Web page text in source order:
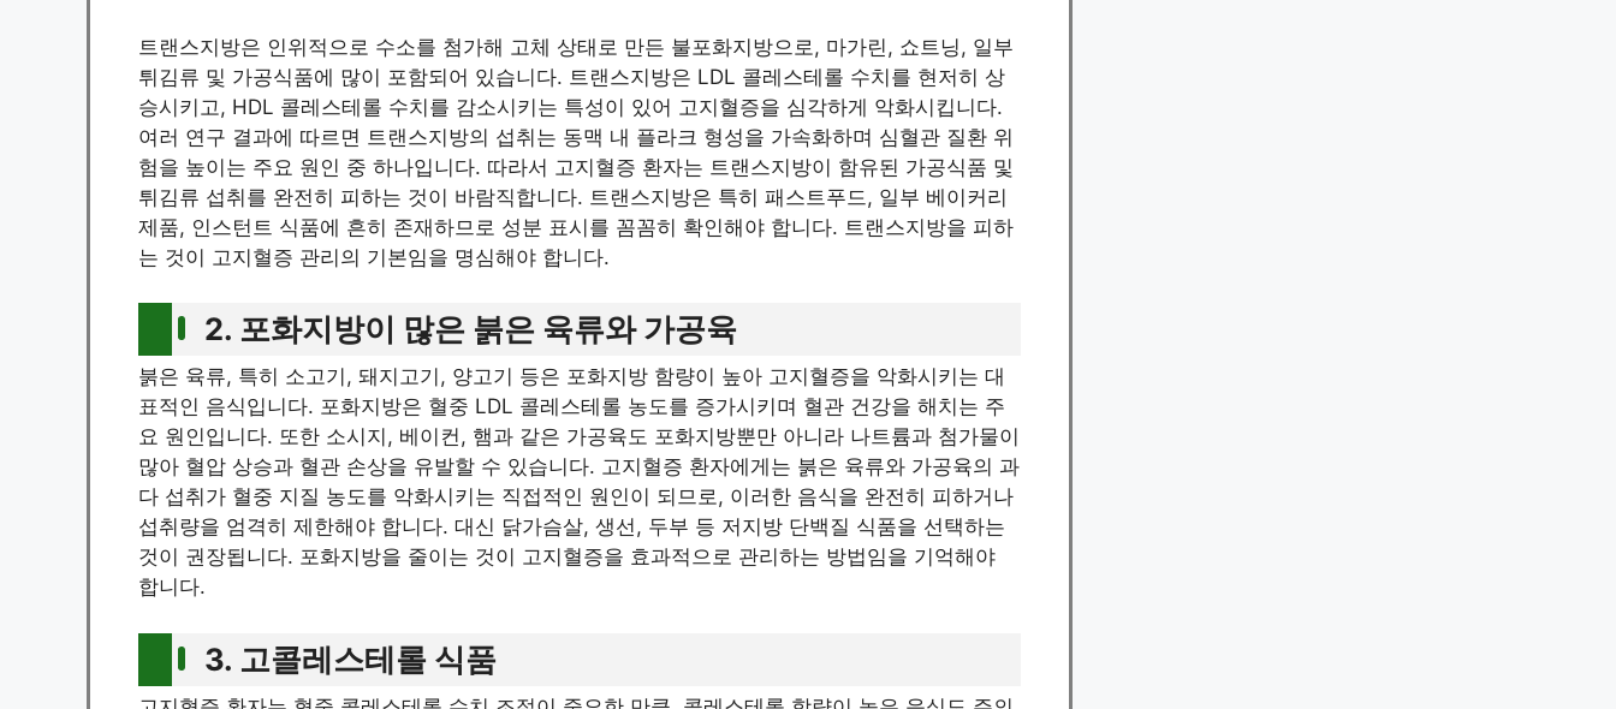
트랜스지방은 인위적으로 수소를 첨가해 고체 상태로 만든 불포화지방으로, 마가린, 쇼트닝, 일부
튀김류 및 가공식품에 많이 포함되어 있습니다. 트랜스지방은 LDL 콜레스테롤 수치를 현저히 상
승시키고, HDL 콜레스테롤 수치를 감소시키는 특성이 있어 고지혈증을 심각하게 악화시킵니다.
여러 연구 결과에 따르면 트랜스지방의 섭취는 동맥 내 플라크 형성을 가속화하며 심혈관 질환 위
험을 높이는 주요 원인 중 하나입니다. 따라서 고지혈증 환자는 트랜스지방이 함유된 가공식품 및
튀김류 섭취를 완전히 피하는 것이 바람직합니다. 트랜스지방은 특히 패스트푸드, 일부 베이커리
제품, 인스턴트 식품에 흔히 존재하므로 성분 표시를 꼼꼼히 확인해야 합니다. 트랜스지방을 피하
는 것이 고지혈증 관리의 기본임을 명심해야 합니다.
2. 포화지방이 많은 붉은 육류와 가공육
붉은 육류, 특히 소고기, 돼지고기, 양고기 등은 포화지방 함량이 높아 고지혈증을 악화시키는 대
표적인 음식입니다. 포화지방은 혈중 LDL 콜레스테롤 농도를 증가시키며 혈관 건강을 해치는 주
요 원인입니다. 또한 소시지, 베이컨, 햄과 같은 가공육도 포화지방뿐만 아니라 나트륨과 첨가물이
많아 혈압 상승과 혈관 손상을 유발할 수 있습니다. 고지혈증 환자에게는 붉은 육류와 가공육의 과
다 섭취가 혈중 지질 농도를 악화시키는 직접적인 원인이 되므로, 이러한 음식을 완전히 피하거나
섭취량을 엄격히 제한해야 합니다. 대신 닭가슴살, 생선, 두부 등 저지방 단백질 식품을 선택하는
것이 권장됩니다. 포화지방을 줄이는 것이 고지혈증을 효과적으로 관리하는 방법임을 기억해야
합니다.
3. 고콜레스테롤 식품